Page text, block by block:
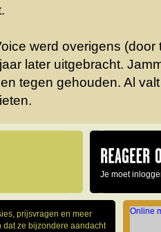
werd overigens
later uitgebracht.
tegen gehouden. Al
Je moet
prijsvragen en meer
ze bijzondere aandacht
Online